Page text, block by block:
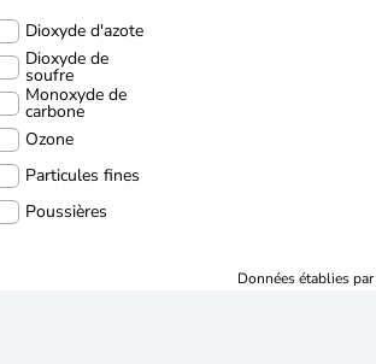
Dioxyde d'azote
Dioxyde de
soufre
Monoxyde de
carbone
Ozone
Particules fines
Poussières
Données établies par